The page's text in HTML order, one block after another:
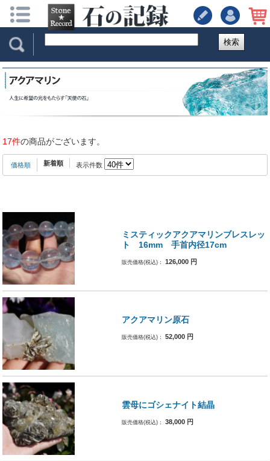
検索
17件の商品がございます。
価格順 新着順 表示件数
ミスティックアクアマリンブレスレッ
ト 16mm 手首内径17cm
販売価格(税込)： 126,000 円
アクアマリン原石
販売価格(税込)： 52,000 円
雲母にゴシェナイト結晶
販売価格(税込)： 38,000 円